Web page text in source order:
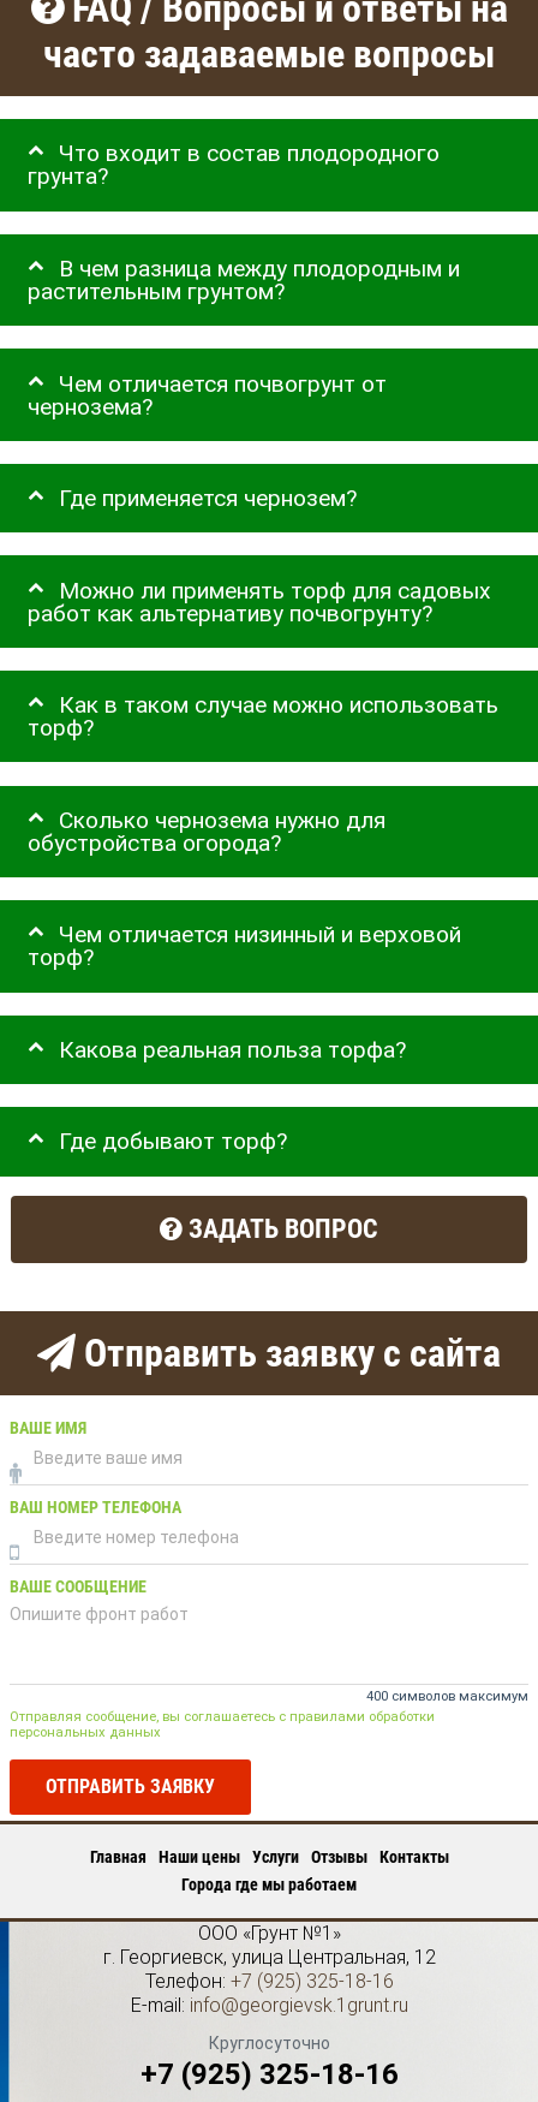
часто задаваемые вопросы
Что входит в состав плодородного
грунта?
В чем разница между плодородным и
растительным грунтом?
Чем отличается почвогрунт от
чернозема?
Где применяется чернозем?
Можно ли применять торф для садовых
работ как альтернативу почвогрунту?
Как в таком случае можно использовать
торф?
Сколько чернозема нужно для
обустройства огорода?
Чем отличается низинный и верховой
торф?
Какова реальная польза торфа?
Где добывают торф?
ЗАДАТЬ ВОПРОС
Отправить заявку с сайта
ВАШЕ ИМЯ
ВАШ НОМЕР ТЕЛЕФОНА
ВАШЕ СООБЩЕНИЕ
400 символов максимум
Отправляя сообщение, вы соглашаетесь с правилами обработки
персональных данных
ОТПРАВИТЬ ЗАЯВКУ
Главная Наши цены Услуги Отзывы
Контакты
Города где мы работаем
ООО «Грунт №1»
г. Георгиевск, улица Центральная, 12
Телефон: +7 (925) 325-18-16
E-mail: info@georgievsk.1grunt.ru
Круглосуточно
+7 (925) 325-18-16